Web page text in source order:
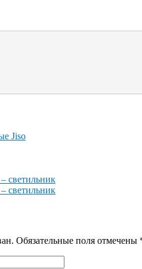
светильник
светильник
Обязательные поля отмечены